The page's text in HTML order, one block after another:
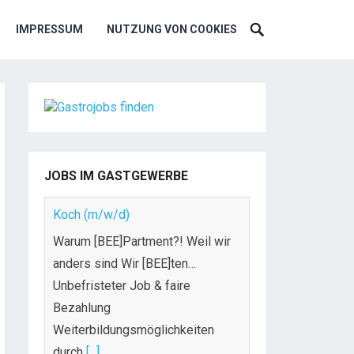
IMPRESSUM NUTZUNG VON COOKIES
JOBS IM GASTGEWERBE
Koch (m/w/d)
Warum [BEE]Partment?! Weil wir
anders sind Wir [BEE]ten…
Unbefristeter Job & faire
Bezahlung
Weiterbildungsmöglichkeiten